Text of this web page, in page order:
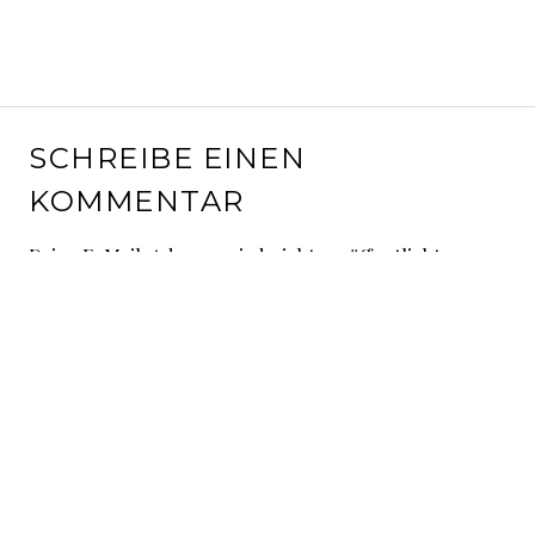
SCHREIBE EINEN
KOMMENTAR
Deine E-Mail-Adresse wird nicht veröffentlicht.